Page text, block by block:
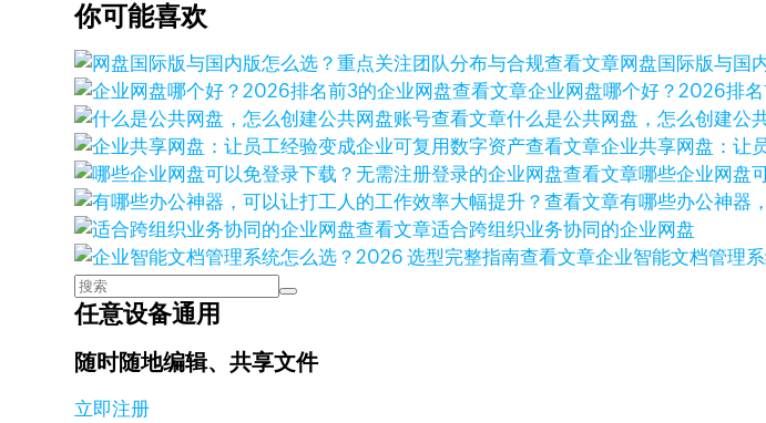
你可能喜欢
查看文章网盘国际版与国
查看文章企业网盘哪个好？2026排
查看文章什么是公共网盘，怎么创建公
查看文章企业共享网盘：让
查看文章哪些企业网盘
查看文章有哪些办公神器
查看文章适合跨组织业务协同的企业网盘
查看文章企业智能文档管理
任意设备通用
随时随地编辑、共享文件
立即注册